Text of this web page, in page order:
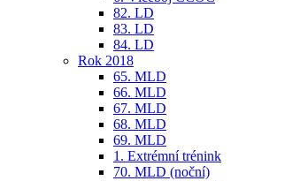
82. LD
83. LD
84. LD
Rok 2018
65. MLD
66. MLD
67. MLD
68. MLD
69. MLD
1. Extrémní trénink
70. MLD (noční)